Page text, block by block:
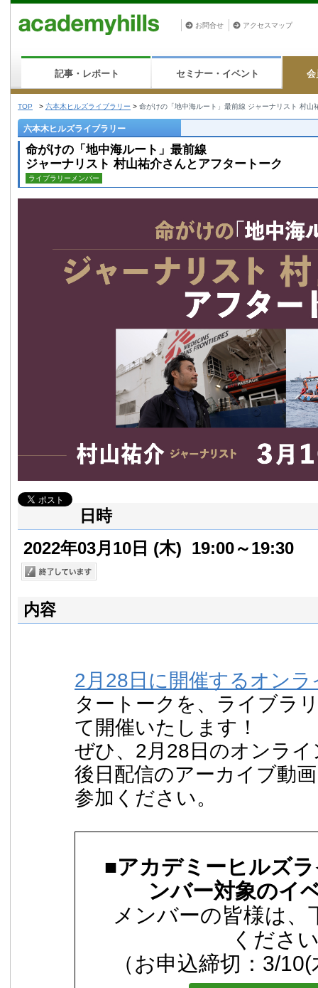
お問合せ アクセスマップ
記事・レポート セミナー・イベント 会
TOP > 六本木ヒルズライブラリー > 命がけの「地中海ルート」最前線 ジャーナリスト 村山
六本木ヒルズライブラリー
命がけの「地中海ルート」最前線
ジャーナリスト 村山祐介さんとアフタートーク
ライブラリーメンバー
日時
2022年03月10日 (木) 19:00～19:30
内容
2月28日に開催するオン
タートークを、ライブラ
て開催いたします！
ぜひ、2月28日のオンラ
後日配信のアーカイブ動
参加ください。
■アカデミーヒルズ
ンバー対象のイ
メンバーの皆様は、
くださ
（お申込締切：3/